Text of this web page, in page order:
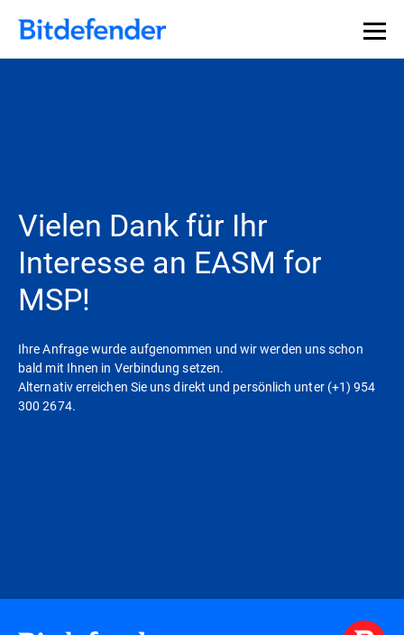
Vielen Dank für Ihr
Interesse an EASM for
MSP!
Ihre Anfrage wurde aufgenommen und wir werden uns schon
bald mit Ihnen in Verbindung setzen.
Alternativ erreichen Sie uns direkt und persönlich unter (+1) 954
300 2674.